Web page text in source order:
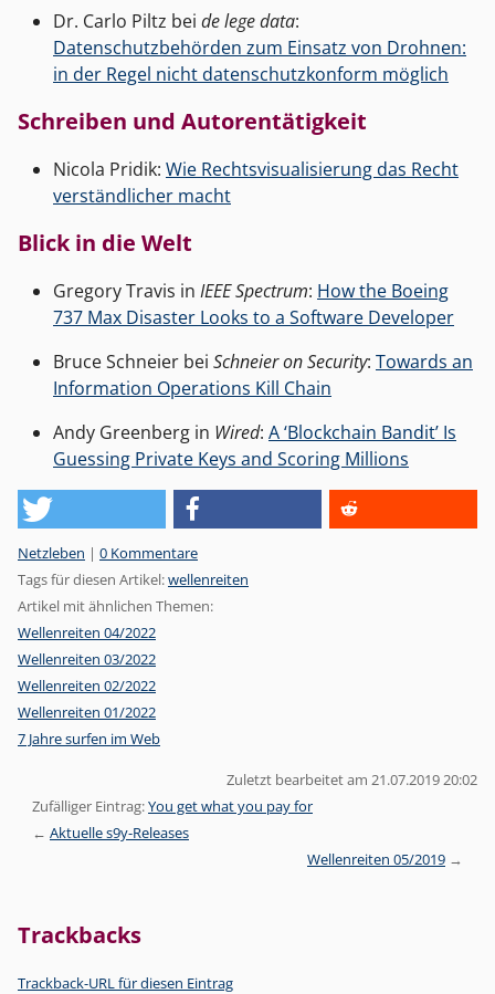
Dr. Carlo Piltz bei de lege data:
Datenschutzbehörden zum Einsatz von Drohnen:
in der Regel nicht datenschutzkonform möglich
Schreiben und Autorentätigkeit
Nicola Pridik: Wie Rechtsvisualisierung das Recht
verständlicher macht
Blick in die Welt
Gregory Travis in IEEE Spectrum: How the Boeing
737 Max Disaster Looks to a Software Developer
Bruce Schneier bei Schneier on Security: Towards an
Information Operations Kill Chain
Andy Greenberg in Wired: A ‘Blockchain Bandit’ Is
Guessing Private Keys and Scoring Millions
Kategorien:
Netzleben | 0 Kommentare
Tags für diesen Artikel:wellenreiten
Artikel mit ähnlichen Themen:
Wellenreiten 04/2022
Wellenreiten 03/2022
Wellenreiten 02/2022
Wellenreiten 01/2022
7 Jahre surfen im Web
Zuletzt bearbeitet am 21.07.2019 20:02
Zufälliger Eintrag:You get what you pay for
Aktuelle s9y-Releases
Wellenreiten 05/2019
Trackbacks
Trackback-URL für diesen Eintrag